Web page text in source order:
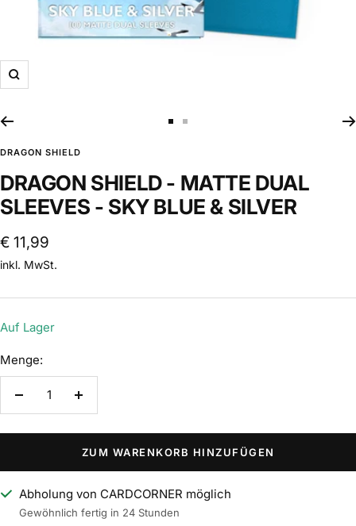
Zoom
gehen
gehen
DRAGON SHIELD
DRAGON SHIELD - MATTE DUAL
SLEEVES - SKY BLUE & SILVER
Angebotspreis
€ 11,99
inkl. MwSt.
Auf Lager
Menge:
Menge
Menge
ZUM WARENKORB HINZUFÜGEN
Abholung von CARDCORNER möglich
Gewöhnlich fertig in 24 Stunden